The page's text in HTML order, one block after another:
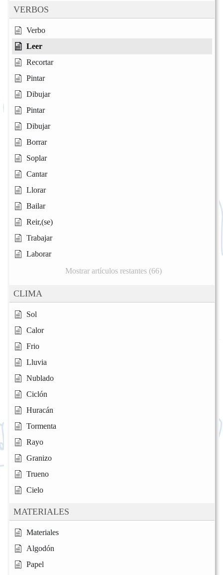
VERBOS
Verbo
Leer
Recortar
Pintar
Dibujar
Pintar
Dibujar
Borrar
Soplar
Cantar
Llorar
Bailar
Reir,(se)
Trabajar
Laborar
Mostrar artículos restantes (66)
CLIMA
Sol
Calor
Frio
Lluvia
Nublado
Ciclón
Huracán
Tormenta
Rayo
Granizo
Trueno
Cielo
MATERIALES
Materiales
Algodón
Papel